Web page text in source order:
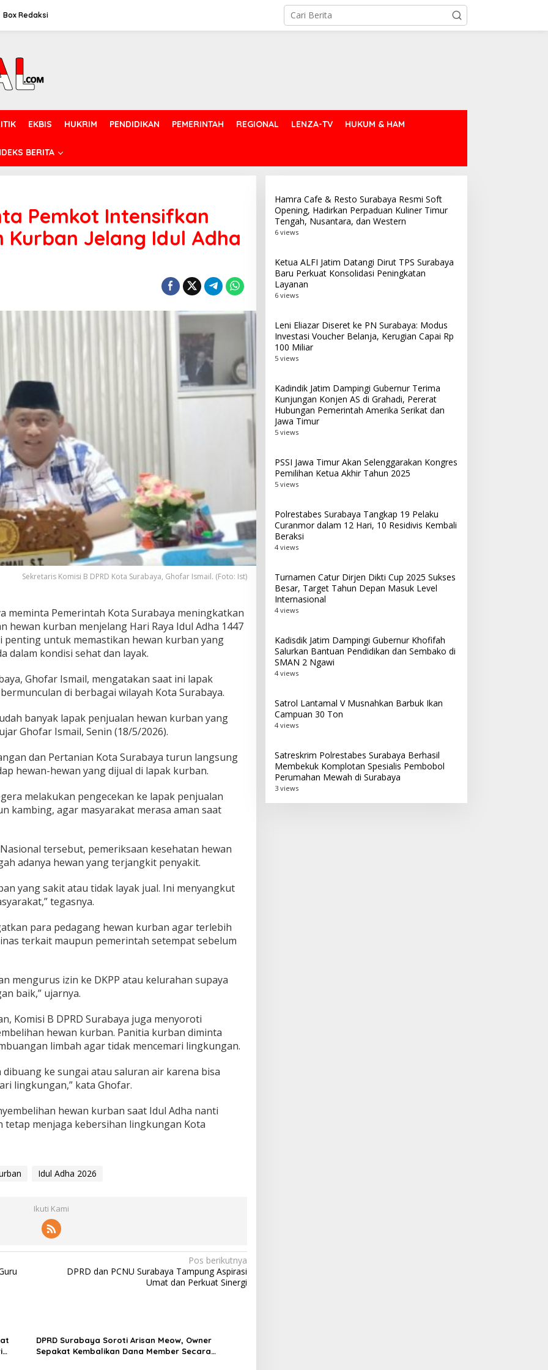
Box Redaksi
EKBIS HUKRIM PENDIDIKAN PEMERINTAH REGIONAL LENZA-TV HUKUM & HAM
BERITA
Pemkot Intensifkan
Kurban Jelang Idul Adha
Sekretaris Komisi B DPRD Kota Surabaya, Ghofar Ismail. (Foto: Ist)
meminta Pemerintah Kota Surabaya meningkatkan
hewan kurban menjelang Hari Raya Idul Adha 1447
penting untuk memastikan hewan kurban yang
dalam kondisi sehat dan layak.
Ghofar Ismail, mengatakan saat ini lapak
di berbagai wilayah Kota Surabaya.
banyak lapak penjualan hewan kurban yang
Ghofar Ismail, Senin (18/5/2026).
dan Pertanian Kota Surabaya turun langsung
hewan-hewan yang dijual di lapak kurban.
melakukan pengecekan ke lapak penjualan
kambing, agar masyarakat merasa aman saat
tersebut, pemeriksaan kesehatan hewan
adanya hewan yang terjangkit penyakit.
yang sakit atau tidak layak jual. Ini menyangkut
tegasnya.
para pedagang hewan kurban agar terlebih
terkait maupun pemerintah setempat sebelum
mengurus izin ke DKPP atau kelurahan supaya
baik,” ujarnya.
Komisi B DPRD Surabaya juga menyoroti
hewan kurban. Panitia kurban diminta
limbah agar tidak mencemari lingkungan.
ke sungai atau saluran air karena bisa
lingkungan,” kata Ghofar.
hewan kurban saat Idul Adha nanti
tetap menjaga kebersihan lingkungan Kota
Idul Adha 2026
Ikuti Kami
Pos berikutnya
DPRD dan PCNU Surabaya Tampung Aspirasi
Umat dan Perkuat Sinergi
DPRD Surabaya Soroti Arisan Meow, Owner
Sepakat Kembalikan Dana Member Secara
Hamra Cafe & Resto Surabaya Resmi Soft
Opening, Hadirkan Perpaduan Kuliner Timur
Tengah, Nusantara, dan Western
6 views
Ketua ALFI Jatim Datangi Dirut TPS Surabaya
Baru Perkuat Konsolidasi Peningkatan
Layanan
6 views
Leni Eliazar Diseret ke PN Surabaya: Modus
Investasi Voucher Belanja, Kerugian Capai Rp
100 Miliar
5 views
Kadindik Jatim Dampingi Gubernur Terima
Kunjungan Konjen AS di Grahadi, Pererat
Hubungan Pemerintah Amerika Serikat dan
Jawa Timur
5 views
PSSI Jawa Timur Akan Selenggarakan Kongres
Pemilihan Ketua Akhir Tahun 2025
5 views
Polrestabes Surabaya Tangkap 19 Pelaku
Curanmor dalam 12 Hari, 10 Residivis Kembali
Beraksi
4 views
Turnamen Catur Dirjen Dikti Cup 2025 Sukses
Besar, Target Tahun Depan Masuk Level
Internasional
4 views
Kadisdik Jatim Dampingi Gubernur Khofifah
Salurkan Bantuan Pendidikan dan Sembako di
SMAN 2 Ngawi
4 views
Satrol Lantamal V Musnahkan Barbuk Ikan
Campuan 30 Ton
4 views
Satreskrim Polrestabes Surabaya Berhasil
Membekuk Komplotan Spesialis Pembobol
Perumahan Mewah di Surabaya
3 views